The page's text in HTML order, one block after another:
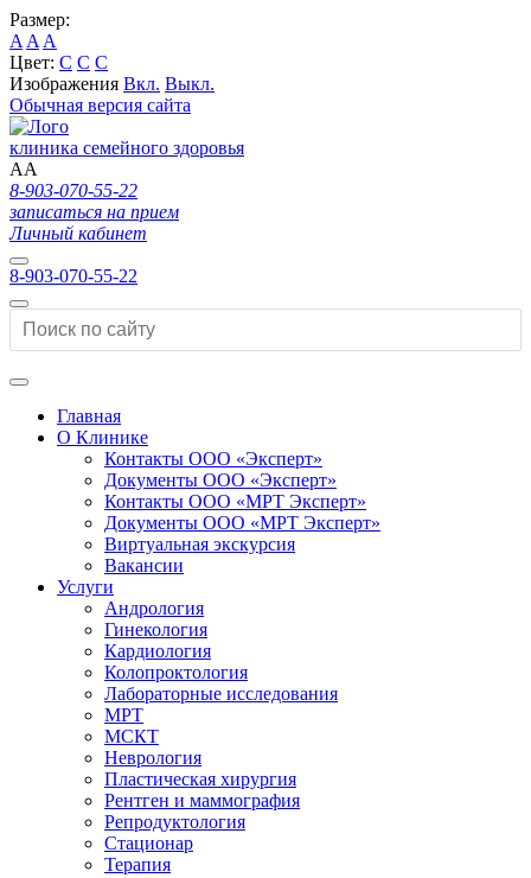
Размер:
A A A
Цвет: C C C
Изображения Вкл. Выкл.
Обычная версия сайта
клиника семейного здоровья
AA
8-903-070-55-22
записаться на прием
Личный кабинет
8-903-070-55-22
Главная
О Клинике
Контакты ООО «Эксперт»
Документы ООО «Эксперт»
Контакты ООО «МРТ Эксперт»
Документы ООО «МРТ Эксперт»
Виртуальная экскурсия
Вакансии
Услуги
Андрология
Гинекология
Кардиология
Колопроктология
Лабораторные исследования
МРТ
МСКТ
Неврология
Пластическая хирургия
Рентген и маммография
Репродуктология
Стационар
Терапия